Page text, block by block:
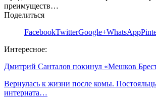
преимуществ…
Поделиться
FacebookTwitterGoogle+WhatsApp
Интересное:
Дмитрий Санталов покинул «Мешков
Вернулась к жизни после комы.
интерната…